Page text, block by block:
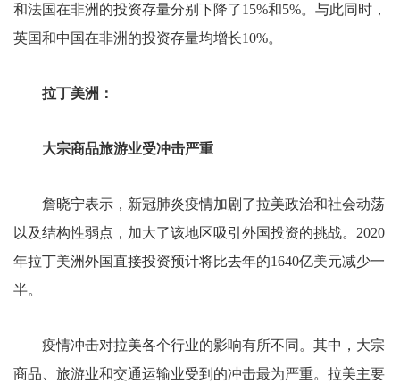
和法国在非洲的投资存量分别下降了15%和5%。与此同时，
英国和中国在非洲的投资存量均增长10%。
拉丁美洲：
大宗商品旅游业受冲击严重
詹晓宁表示，新冠肺炎疫情加剧了拉美政治和社会动荡
以及结构性弱点，加大了该地区吸引外国投资的挑战。2020
年拉丁美洲外国直接投资预计将比去年的1640亿美元减少一
半。
疫情冲击对拉美各个行业的影响有所不同。其中，大宗
商品、旅游业和交通运输业受到的冲击最为严重。拉美主要